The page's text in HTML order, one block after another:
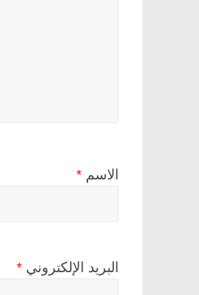
الاسم *
البريد الإلكتروني *